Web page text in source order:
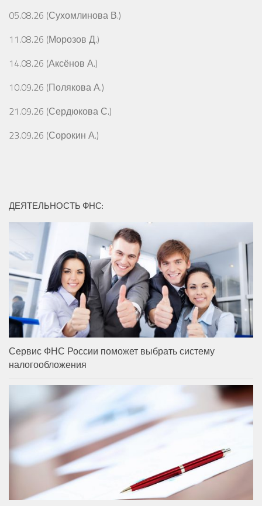
05.08.26 (Сухомлинова В.)
11.08.26 (Морозов Д.)
14.08.26 (Аксёнов А.)
10.09.26 (Полякова А.)
21.09.26 (Сердюкова С.)
23.09.26 (Сорокин А.)
ДЕЯТЕЛЬНОСТЬ ФНС:
Сервис ФНС России поможет выбрать систему
налогообложения